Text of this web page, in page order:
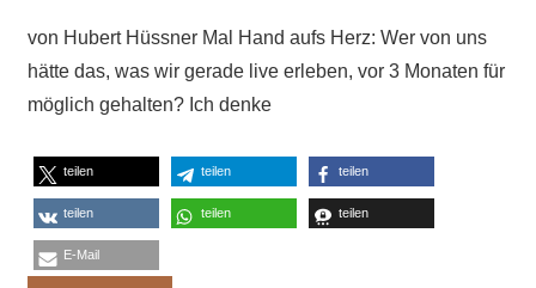
von Hubert Hüssner Mal Hand aufs Herz: Wer von uns
hätte das, was wir gerade live erleben, vor 3 Monaten für
möglich gehalten? Ich denke
teilen teilen teilen
teilen teilen teilen
E-Mail